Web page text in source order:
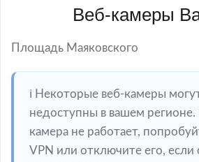
Веб-камеры
Площадь Маяковского
ℹ️ Некоторые веб-камеры
недоступны в вашем регионе.
камера не работает,
VPN или отключите его, если